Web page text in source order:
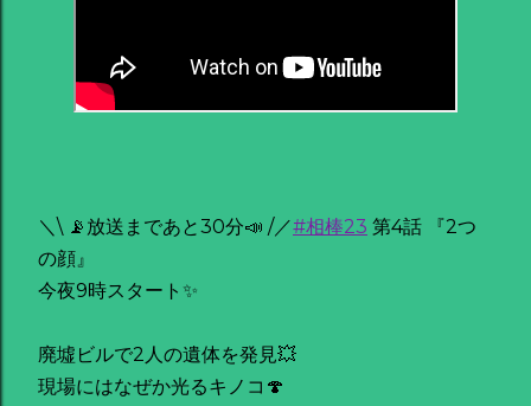
＼\ 📡放送まであと30分📣 /／#相棒23 第4話 『2つ
の顔』
今夜9時スタート✨
廃墟ビルで2人の遺体を発見💥
現場にはなぜか光るキノコ🍄